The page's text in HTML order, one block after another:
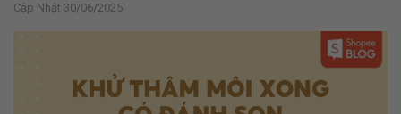
30/06/2025